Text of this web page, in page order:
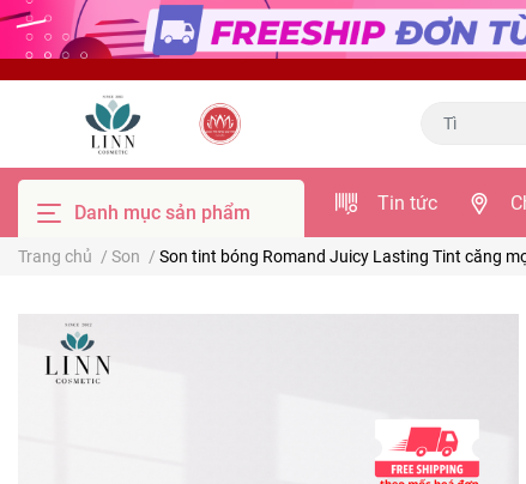
Danh mục sản phẩm Tin tức
Trang chủ / Son / Son tint bóng Romand Juicy Lasting Tint căng